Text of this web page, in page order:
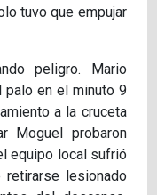
tuvo que empujar
peligro. Mario
palo en el minuto 9
a la cruceta
Moguel probaron
equipo local sufrió
retirarse lesionado